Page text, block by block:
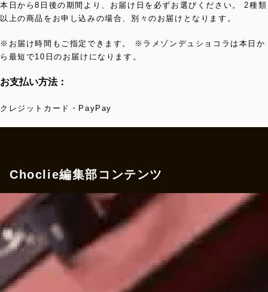
本日から8日後の期間より、お届け日を必ずお選びください。 2種類
以上の商品をお申し込みの場合、別々のお届けとなります。
※お届け時間もご指定できます。 ※ラメゾンデュショコラは本日か
ら最短で10日のお届けになります。
お支払い方法：
クレジットカード・PayPay
Choclie編集部コンテンツ